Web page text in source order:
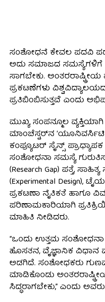
ಸಂಶೋಧನೆ ಕೇವಲ ಪದವಿ
ಅದು ಸಮಾಜದ ಸಮಸ್ಯೆಗಳಿಗೆ
ಸಾಗಬೇಕು.
ಪ್ರಕಟಣೆಗಳು
ಪ್ರತಿಬಿಂಬಿಸುತ್ತವೆ ಎಂದು
ಮುಖ್ಯ ಸಂಪನ್ಮೂಲ
ಮಾಂಚೆಸ್ಟರ್‌ನ
ಕಂಪ್ಯೂಟರ್ ಸೈನ್ಸ್
ಸಂಶೋಧನಾ ಸಮಸ್ಯೆ
(Research Gap) ಪತ್ತೆ,
(Experimental Design),
ಪ್ರಕಟಣಾ ನೈತಿಕತೆ ಹಾಗೂ
ಪರಿಣಾಮಕಾರಿಯಾಗಿ
ಮಾಹಿತಿ ನೀಡಿದರು.
“ಒಂದು ಉತ್ತಮ
ಹೊಸತನ, ವೈಜ್ಞಾನಿಕ ವಿಧಾನ
ಅಡಗಿದೆ. ಸಂಶೋಧಕರು
ಮಾಡಿಕೊಂಡು
ಸಿದ್ಧರಾಗಬೇಕು,” ಎಂದು